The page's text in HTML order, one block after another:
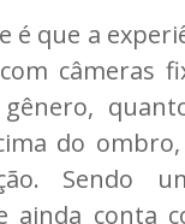
é que a
câmeras
gênero,
do
Sendo
ainda conta